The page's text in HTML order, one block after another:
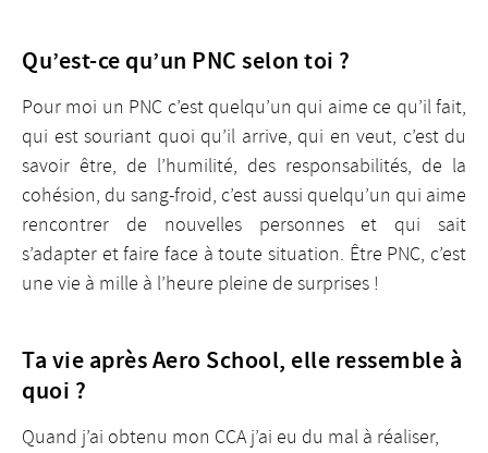
Qu’est-ce qu’un PNC selon toi ?
Pour moi un PNC c’est quelqu’un qui aime ce qu’il fait,
qui est souriant quoi qu’il arrive, qui en veut, c’est du
savoir être, de l’humilité, des responsabilités, de la
cohésion, du sang-froid, c’est aussi quelqu’un qui aime
rencontrer de nouvelles personnes et qui sait
s’adapter et faire face à toute situation. Être PNC, c’est
une vie à mille à l’heure pleine de surprises !
Ta vie après Aero School, elle ressemble à
quoi ?
Quand j’ai obtenu mon CCA j’ai eu du mal à réaliser,